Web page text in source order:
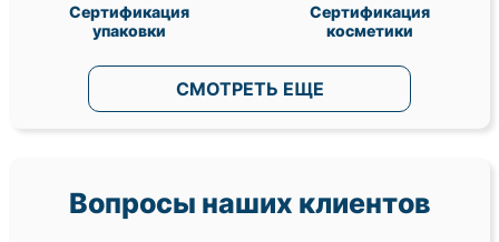
Сертификация
упаковки
Сертификация
косметики
СМОТРЕТЬ ЕЩЕ
Вопросы наших клиентов